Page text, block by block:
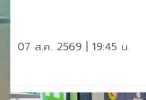
07 ส.ค. 2569 | 19:45 น.